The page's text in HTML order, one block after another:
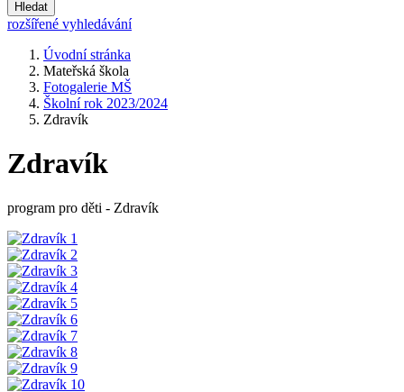
Hledat
rozšířené vyhledávání
Úvodní stránka
Mateřská škola
Fotogalerie MŠ
Školní rok 2023/2024
Zdravík
Zdravík
program pro děti - Zdravík